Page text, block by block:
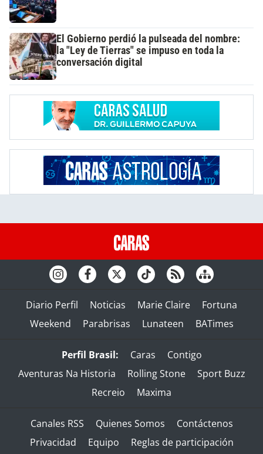
El Gobierno perdió la pulseada del nombre:
la "Ley de Tierras" se impuso en toda la
conversación digital
Diario Perfil Noticias Marie Claire
Fortuna
Weekend
Parabrisas Lunateen BATimes
Perfil Brasil: Caras
Contigo
Aventuras Na Historia
Rolling Stone
Sport Buzz
Recreio
Maxima
Canales RSS Quienes Somos
Contáctenos
Privacidad
Equipo Reglas de participación